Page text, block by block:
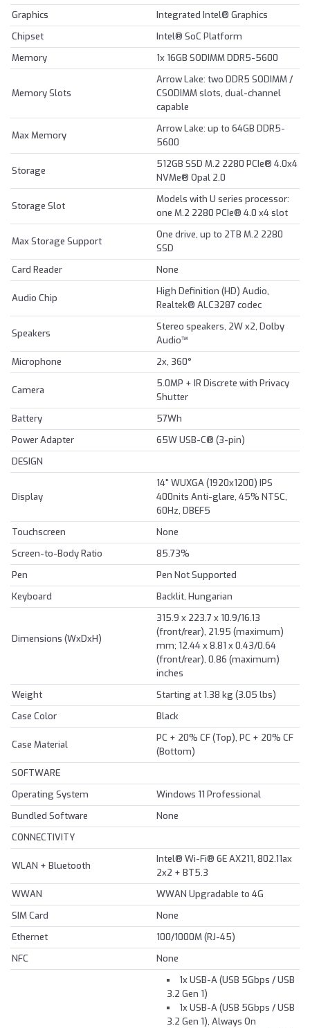
Graphics
Integrated Intel® Graphics
Chipset
Intel® SoC Platform
Memory
1x 16GB SODIMM DDR5-5600
Memory Slots
Arrow Lake: two DDR5 SODIMM /
CSODIMM slots, dual-channel
capable
Max Memory
Arrow Lake: up to 64GB DDR5-
5600
Storage
512GB SSD M.2 2280 PCIe® 4.0x4
NVMe® Opal 2.0
Storage Slot
Models with U series processor:
one M.2 2280 PCIe® 4.0 x4 slot
Max Storage Support
One drive, up to 2TB M.2 2280
SSD
Card Reader
None
Audio Chip
High Definition (HD) Audio,
Realtek® ALC3287 codec
Speakers
Stereo speakers, 2W x2, Dolby
Audio™
Microphone
2x, 360°
Camera
5.0MP + IR Discrete with Privacy
Shutter
Battery
57Wh
Power Adapter
65W USB-C® (3-pin)
DESIGN
Display
14" WUXGA (1920x1200) IPS
400nits Anti-glare, 45% NTSC,
60Hz, DBEF5
Touchscreen
None
Screen-to-Body Ratio
85.73%
Pen
Pen Not Supported
Keyboard
Backlit, Hungarian
Dimensions (WxDxH)
315.9 x 223.7 x 10.9/16.13
(front/rear), 21.95 (maximum)
mm; 12.44 x 8.81 x 0.43/0.64
(front/rear), 0.86 (maximum)
inches
Weight
Starting at 1.38 kg (3.05 lbs)
Case Color
Black
Case Material
PC + 20% CF (Top), PC + 20% CF
(Bottom)
SOFTWARE
Operating System
Windows 11 Professional
Bundled Software
None
CONNECTIVITY
WLAN + Bluetooth
Intel® Wi-Fi® 6E AX211, 802.11ax
2x2 + BT5.3
WWAN
WWAN Upgradable to 4G
SIM Card
None
Ethernet
100/1000M (RJ-45)
NFC
None
1x USB-A (USB 5Gbps / USB
3.2 Gen 1)
1x USB-A (USB 5Gbps / USB
3.2 Gen 1), Always On